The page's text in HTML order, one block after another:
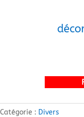
Catégorie : Divers